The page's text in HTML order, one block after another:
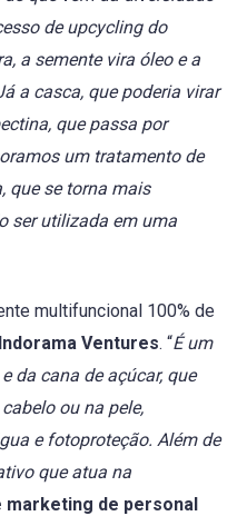
de upcycling do
a semente vira óleo e a
a casca, que poderia virar
que passa por
um tratamento de
que se torna mais
ser utilizada em uma
multifuncional 100% de
Indorama Ventures. “É um
da cana de açúcar, que
ou na pele,
e fotoproteção. Além de
que atua na
marketing de personal